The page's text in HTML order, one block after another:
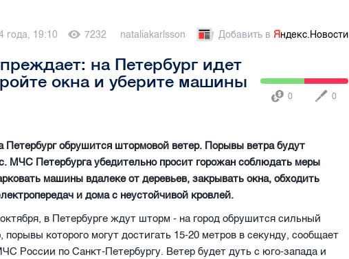
года, 19:10 7232 nataliakarlsson Добавить в Яндекс.Новости
на Петербург идет
окна и уберите машины
0 0
Петербург обрушится штормовой ветер. Порывы ветра будут
МЧС Петербурга убедительно просит горожан соблюдать меры
машины вдалеке от деревьев, закрывать окна, обходить
и дома с неустойчивой кровлей.
в Петербурге ждут шторм - на город обрушится сильный
которого могут достигать 15-20 метров в секунду, сообщает
России по Санкт-Петербургу. Ветер будет дуть с юго-запада и